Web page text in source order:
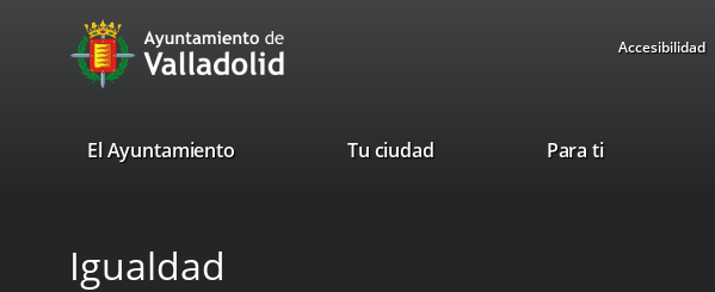
Portal
Web
Ayuntamiento
Valladolid
Accesibilidad
valladolid.es
El Ayuntamiento Tu ciudad Para ti
Igualdad